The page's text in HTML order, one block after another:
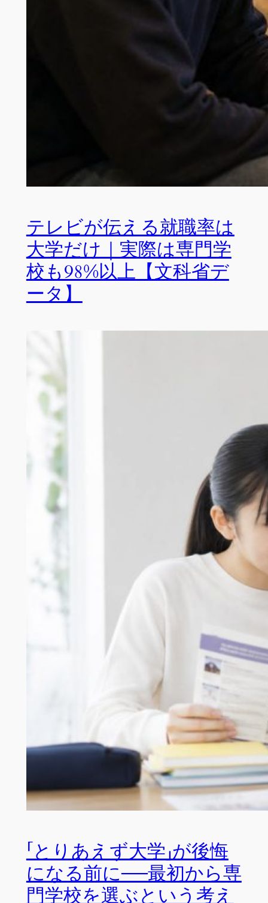
テレビが伝える就職率は
大学だけ｜実際は専門学
校も98%以上【文科省デ
ータ】
「とりあえず大学」が後悔
になる前に──最初から専
門学校を選ぶという考え